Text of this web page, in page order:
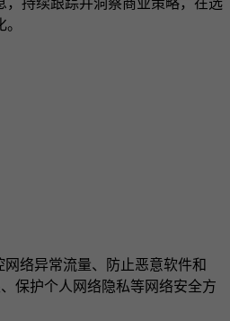
络异常流量、防止恶意软件和
保护个人网络隐私等网络安全方